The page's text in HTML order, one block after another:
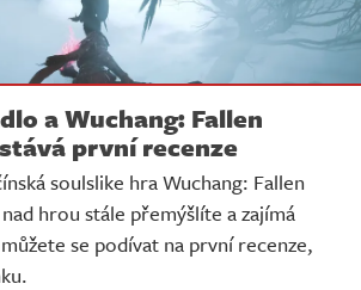
a Wuchang: Fallen
první recenze
soulslike hra Wuchang: Fallen
hrou stále přemýšlíte a zajímá
se podívat na první recenze,